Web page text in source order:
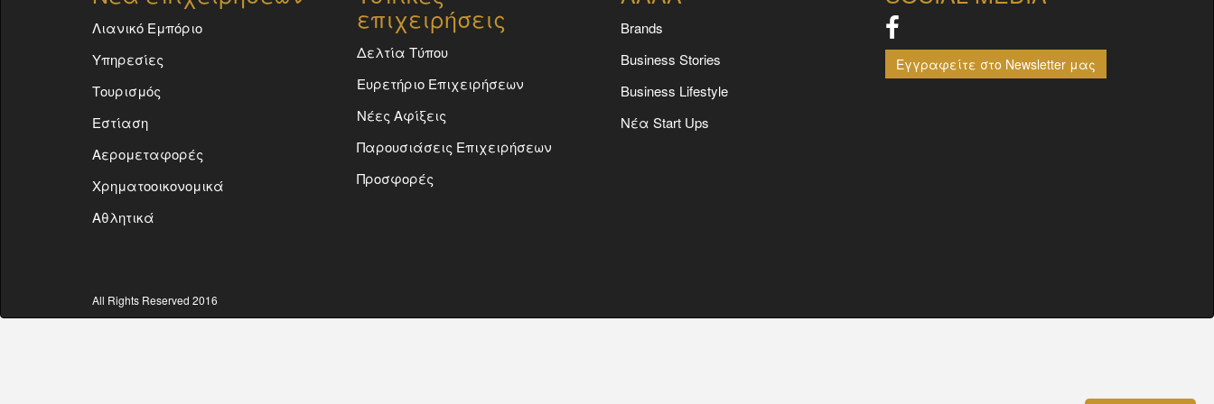
Λιανικό Εμπόριο
Υπηρεσίες
Τουρισμός
Εστίαση
Αερομεταφορές
Χρηματοοικονομικά
Αθλητικά
επιχειρήσεις
Δελτία Τύπου
Ευρετήριο Επιχειρήσεων
Νέες Αφίξεις
Παρουσιάσεις Επιχειρήσεων
Προσφορές
Brands
Business Stories
Business Lifestyle
Νέα Start Ups
Εγγραφείτε στο Newsletter μας
All Rights Reserved 2016